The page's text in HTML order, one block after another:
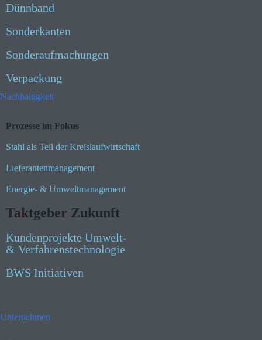
Dünnband
Sonderkanten
Sonderaufmachungen
Verpackung
Nachhaltigkeit
Prozesse im Fokus
Stahl als Teil der Kreislaufwirtschaft
Lieferantenmanagement
Energie- & Umweltmanagement
Taktgeber Zukunft
Kundenprojekte Umwelt-
& Verfahrenstechnologie
BWS Initiativen
Unternehmen